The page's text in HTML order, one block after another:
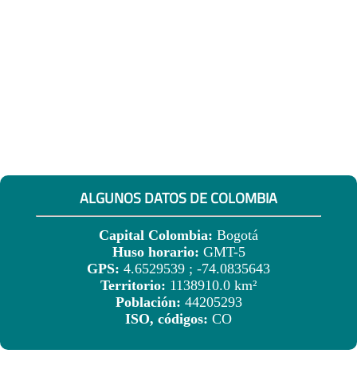
ALGUNOS DATOS DE COLOMBIA
Capital Colombia: Bogotá
Huso horario: GMT-5
GPS: 4.6529539 ; -74.0835643
Territorio: 1138910.0 km²
Población: 44205293
ISO, códigos: CO